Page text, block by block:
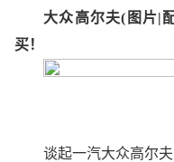
大众高尔夫(图片|
买！
谈起一汽大众高尔